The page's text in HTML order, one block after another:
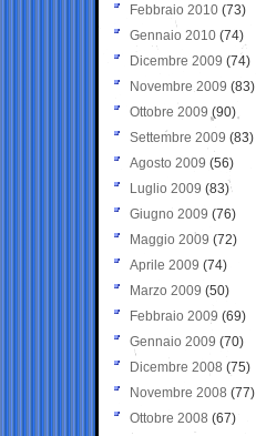
Febbraio 2010 (73)
Gennaio 2010 (74)
Dicembre 2009 (74)
Novembre 2009 (83)
Ottobre 2009 (90)
Settembre 2009 (83)
Agosto 2009 (56)
Luglio 2009 (83)
Giugno 2009 (76)
Maggio 2009 (72)
Aprile 2009 (74)
Marzo 2009 (50)
Febbraio 2009 (69)
Gennaio 2009 (70)
Dicembre 2008 (75)
Novembre 2008 (77)
Ottobre 2008 (67)